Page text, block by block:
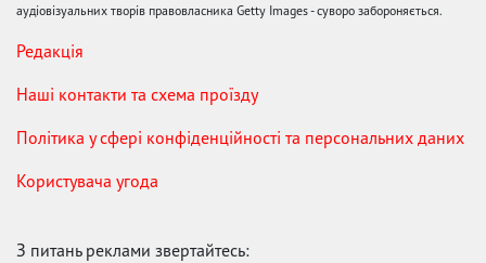
аудіовізуальних творів правовласника Getty Images - суворо забороняється.
Редакція
Наші контакти та схема проїзду
Політика у сфері конфіденційності та персональних даних
Користувача угода
З питань реклами звертайтесь: